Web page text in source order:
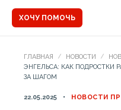
ХОЧУ ПОМОЧЬ
ГЛАВНАЯ НОВОСТИ
ЭНГЕЛЬСА: КАК ПОДРОСТКИ
ЗА ШАГОМ
22.05.2025 НОВОСТИ